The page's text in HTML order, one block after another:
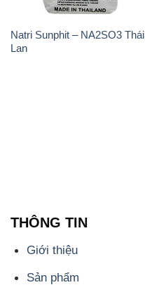
Natri Sunphit – NA2SO3 Thái
Lan
THÔNG TIN
Giới thiệu
Sản phẩm